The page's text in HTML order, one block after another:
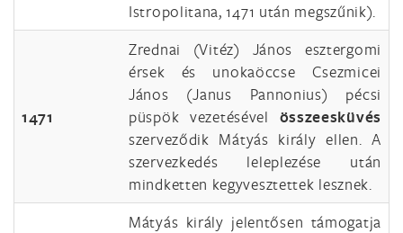
Istropolitana, 1471 után megszűnik).
1471
Zrednai (Vitéz) János esztergomi
érsek és unokaöccse Csezmicei
János (Janus Pannonius) pécsi
püspök vezetésével összeesküvés
szerveződik Mátyás király ellen. A
szervezkedés leleplezése után
mindketten kegyvesztettek lesznek.
Mátyás király jelentősen támogatja